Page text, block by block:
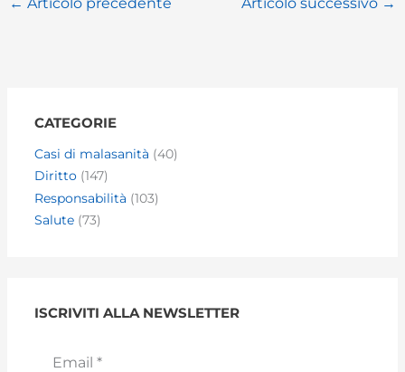
CATEGORIE
Casi di malasanità (40)
Diritto (147)
Responsabilità (103)
Salute (73)
ISCRIVITI ALLA NEWSLETTER
Email*